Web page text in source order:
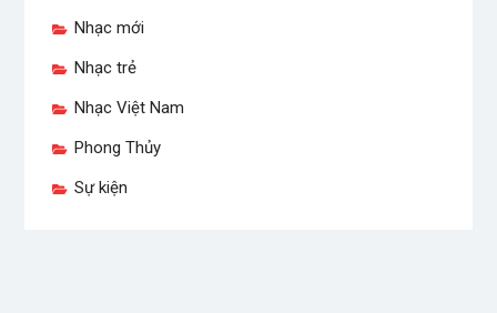
Nhạc mới
Nhạc trẻ
Nhạc Việt Nam
Phong Thủy
Sự kiện